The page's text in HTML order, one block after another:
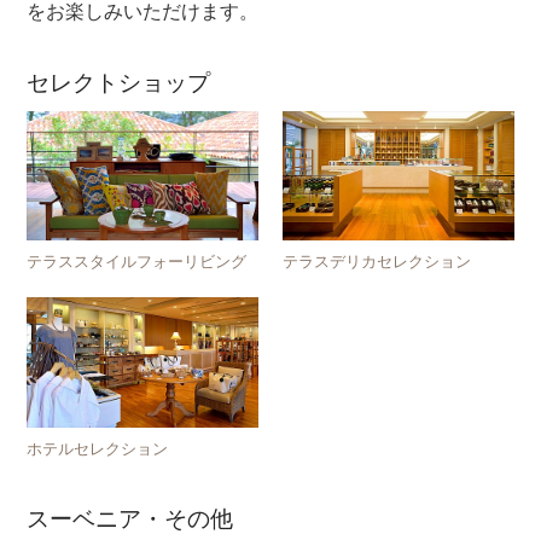
をお楽しみいただけます。
セレクトショップ
テラススタイルフォーリビング テラスデリカセレクション
ホテルセレクション
スーベニア・その他